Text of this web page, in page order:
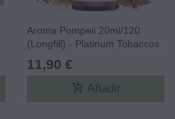
Aroma Pompeii 20ml/120
(Longfill) - Platinum Tobaccos
By Bombo Core Edition
11,90 €
add_shopping_cart Añadir